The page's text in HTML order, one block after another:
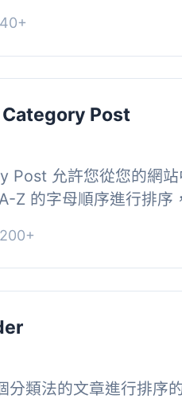
Category Post
Post 允許您從您的網
Z 的字母順序進行排序
分類法的文章進行排序